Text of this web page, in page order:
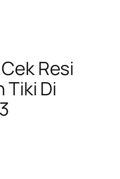
Resi
Tiki Di